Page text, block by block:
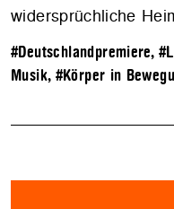
widersprüchliche
#Deutschlandpremiere,
Musik, #Körper in